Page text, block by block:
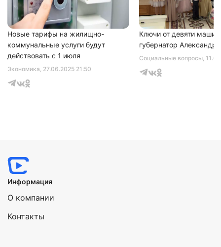
Экономика, 27.06.2025 21:50
Новые тарифы на жилищно-
коммунальные услуги будут
действовать с 1 июля
Социальные вопросы,
Ключи от девяти машин
губернатор Александр
Информация
О компании
Контакты